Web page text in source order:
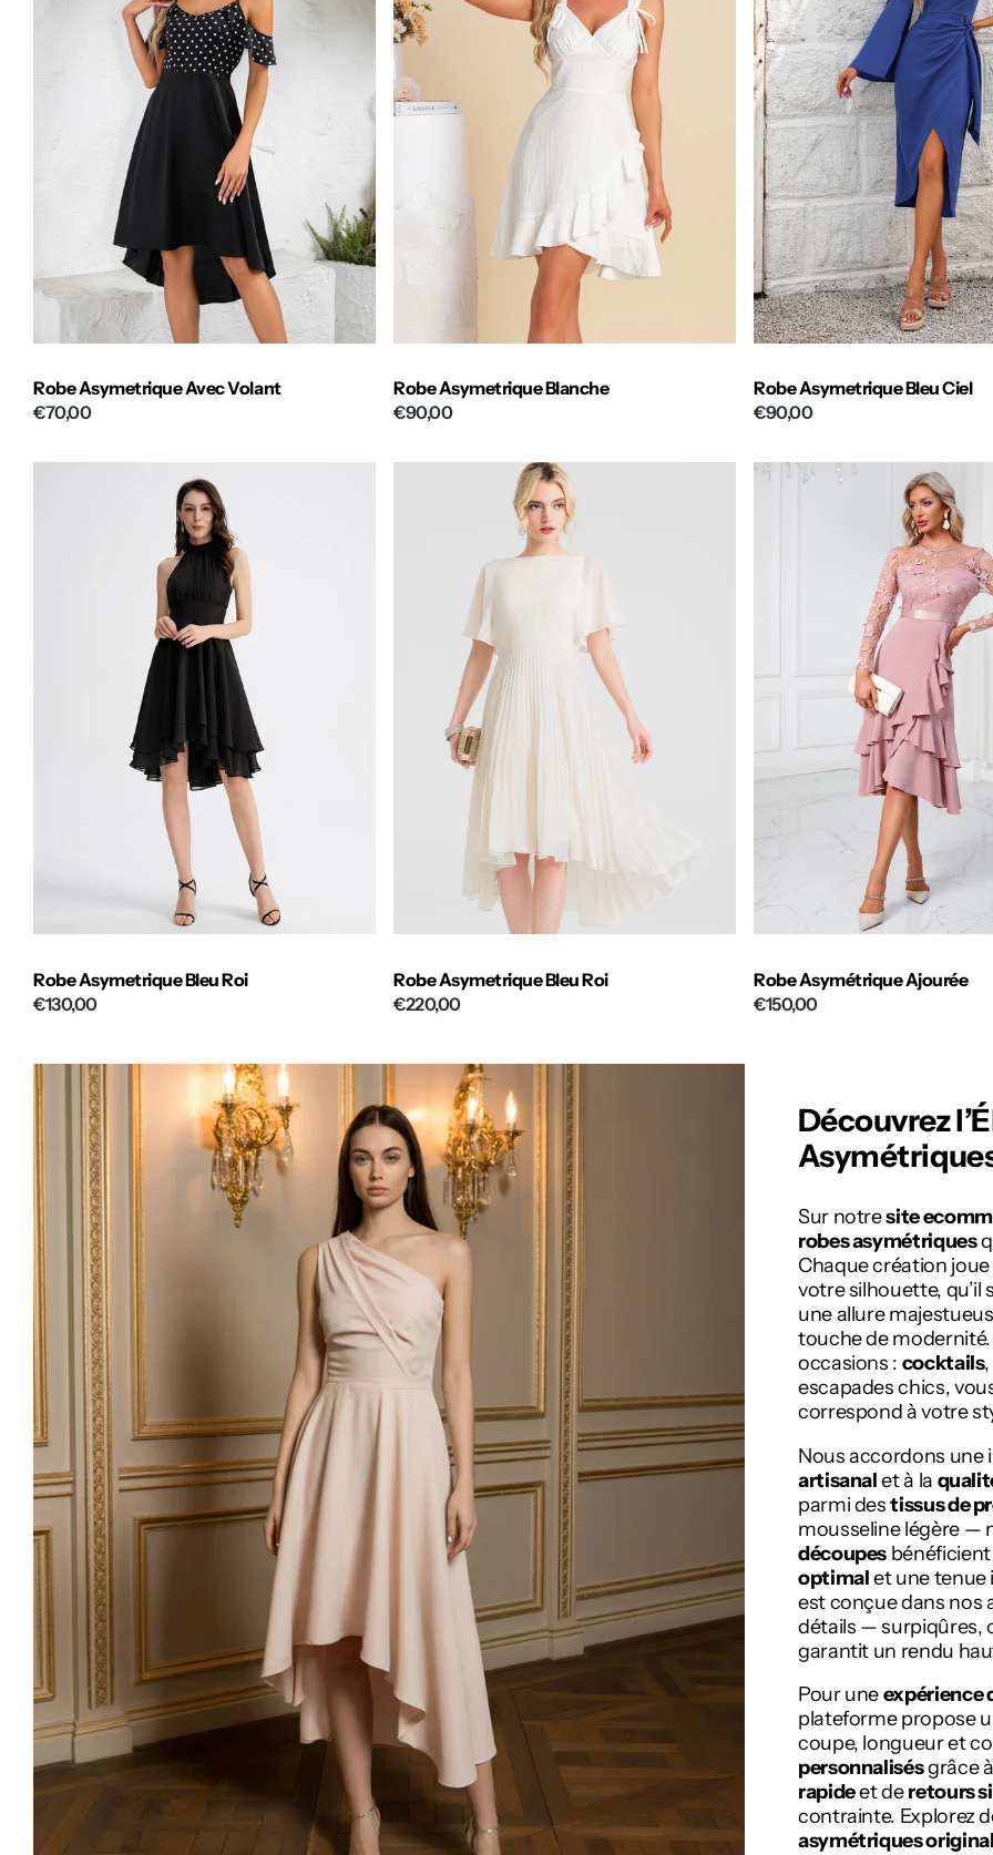
Robe Asymetrique Avec Volant
€70,00
Robe Asymetrique Blanche
€90,00
Robe Asymetrique Bleu Ciel
€90,00
Robe Asymetrique Bleu Roi
€130,00
Robe Asymetrique Bleu Roi
€220,00
Robe Asymétrique Ajourée
€150,00
Découvrez
Sur notresite
robes asymétriques
Chaque création
votre silhouette, qu’il
une allure
touche de
occasions : cocktails,
escapades chics,
correspond à votre
Nous accordons
artisanalet à la
parmi destissus de
mousseline légère —
découpes
optimalet une tenue
est conçue dans nos
détails — surpiqûres,
garantit un rendu
Pour uneexpérience
plateforme propose
coupe, longueur et
personnalisésgrâce
rapideet deretours
contrainte. Explorez
asymétriques